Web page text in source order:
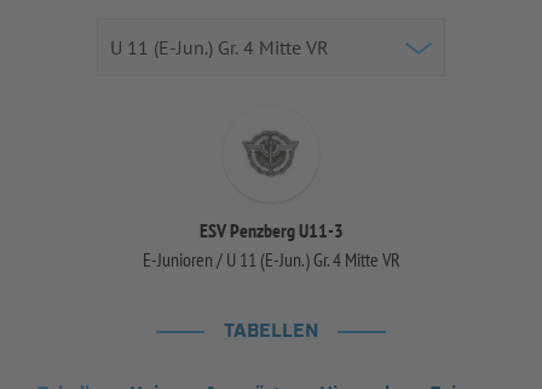
ESV Penzberg U11-3
E-Junioren / U 11 (E-Jun.) Gr. 4 Mitte VR
TABELLEN